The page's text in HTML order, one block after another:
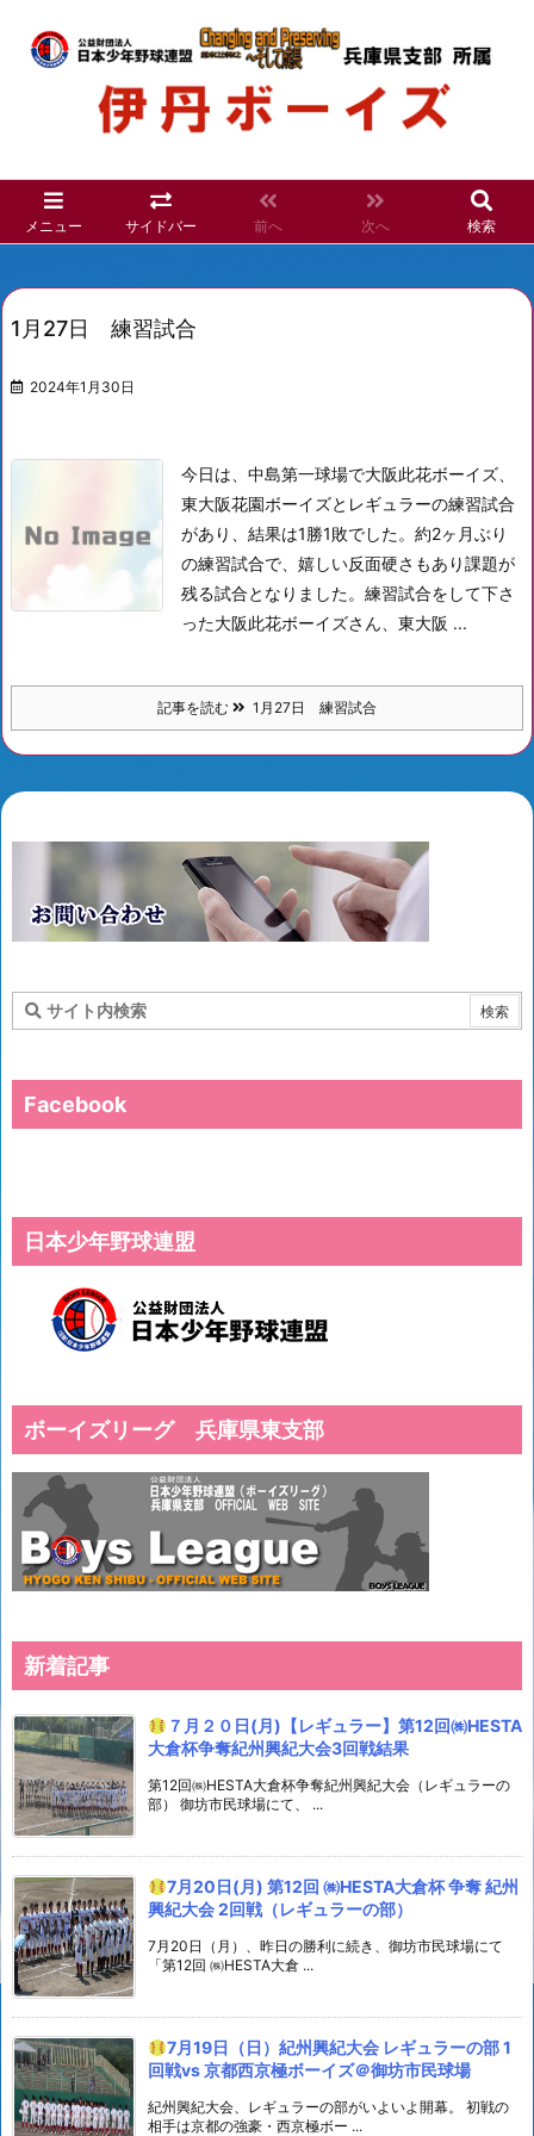
メニュー サイドバー 前へ 次へ 検索
1月27日 練習試合
2024年1月30日
今日は、中島第一球場で大阪此花ボーイズ、
東大阪花園ボーイズとレギュラーの練習試合
があり、結果は1勝1敗でした。約2ヶ月ぶり
の練習試合で、嬉しい反面硬さもあり課題が
残る試合となりました。練習試合をして下さ
った大阪此花ボーイズさん、東大阪 ...
記事を読む 1月27日 練習試合
Facebook
日本少年野球連盟
ボーイズリーグ 兵庫県東支部
新着記事
７月２０日(月)【レギュラー】第12回㈱HESTA
大倉杯争奪紀州興紀大会3回戦結果
第12回㈱HESTA大倉杯争奪紀州興紀大会（レギュラーの
部） 御坊市民球場にて、 ...
7月20日(月) 第12回 ㈱HESTA大倉杯 争奪 紀州
興紀大会 2回戦（レギュラーの部）
7月20日（月）、昨日の勝利に続き、御坊市民球場にて
「第12回 ㈱HESTA大倉 ...
7月19日（日）紀州興紀大会 レギュラーの部 1
回戦vs 京都西京極ボーイズ＠御坊市民球場
紀州興紀大会、レギュラーの部がいよいよ開幕。 初戦の
相手は京都の強豪・西京極ボー ...